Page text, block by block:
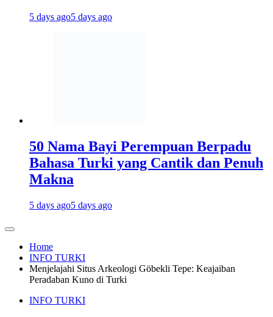
5 days ago5 days ago
50 Nama Bayi Perempuan Berpadu
Bahasa Turki yang Cantik dan Penuh
Makna
5 days ago5 days ago
Home
INFO TURKI
Menjelajahi Situs Arkeologi Göbekli Tepe: Keajaiban
Peradaban Kuno di Turki
INFO TURKI